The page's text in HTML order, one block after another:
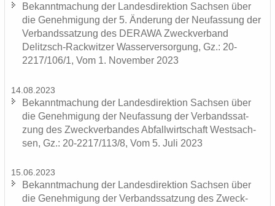
Be­kannt­ma­chung der Lan­des­di­rek­ti­on Sach­sen über
die Ge­neh­mi­gung der 5. Än­de­rung der Neu­fas­sung der
Ver­bands­sat­zung des DERA­WA Zweck­ver­band
Delitzsch-​Rackwitzer Was­ser­ver­sor­gung, Gz.: 20-
2217/106/1, Vom 1. No­vem­ber 2023
14.08.2023
Be­kannt­ma­chung der Lan­des­di­rek­ti­on Sach­sen über
die Ge­neh­mi­gung der Neu­fas­sung der Ver­bands­sat­
zung des Zweck­ver­ban­des Ab­fall­wirt­schaft West­sach­
sen, Gz.: 20-2217/113/8, Vom 5. Juli 2023
15.06.2023
Be­kannt­ma­chung der Lan­des­di­rek­ti­on Sach­sen über
die Ge­neh­mi­gung der Ver­bands­sat­zung des Zweck­